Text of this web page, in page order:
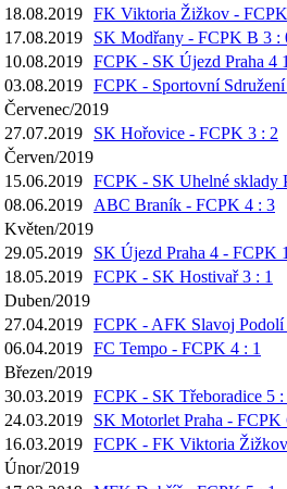
18.08.2019 FK Viktoria Žižkov -
17.08.2019
SK Modřany - FCPK B 3 :
10.08.2019 FCPK - SK Újezd Praha 4
03.08.2019 FCPK - Sportovní
Červenec/2019
27.07.2019
SK Hořovice - FCPK 3 : 2
Červen/2019
15.06.2019 FCPK - SK Uhelné sklady
08.06.2019
ABC Braník - FCPK 4 : 3
Květen/2019
29.05.2019
SK Újezd Praha 4 - FCPK
18.05.2019 FCPK - SK Hostivař 3 : 1
Duben/2019
27.04.2019 FCPK - AFK Slavoj Podolí
06.04.2019 FC Tempo - FCPK 4 : 1
Březen/2019
30.03.2019 FCPK - SK Třeboradice 5 :
24.03.2019
SK Motorlet Praha - FCPK
16.03.2019 FCPK - FK Viktoria
Únor/2019